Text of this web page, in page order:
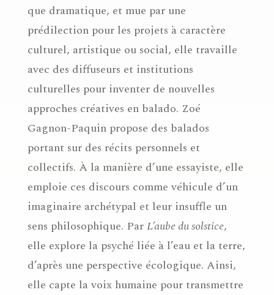
que dramatique, et mue par une
prédilection pour les projets à caractère
culturel, artistique ou social, elle travaille
avec des diffuseurs et institutions
culturelles pour inventer de nouvelles
approches créatives en balado. Zoé
Gagnon-Paquin propose des balados
portant sur des récits personnels et
collectifs. À la manière d’une essayiste, elle
emploie ces discours comme véhicule d’un
imaginaire archétypal et leur insuffle un
sens philosophique. ParL’aube du solstice,
elle explore la psyché liée à l’eau et la terre,
d’après une perspective écologique. Ainsi,
elle capte la voix humaine pour transmettre